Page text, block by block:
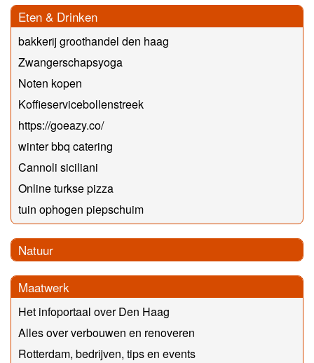
Eten & Drinken
bakkerij groothandel den haag
Zwangerschapsyoga
Noten kopen
Koffieservicebollenstreek
https://goeazy.co/
winter bbq catering
Cannoli siciliani
Online turkse pizza
tuin ophogen piepschuim
Natuur
Maatwerk
Het infoportaal over Den Haag
Alles over verbouwen en renoveren
Rotterdam, bedrijven, tips en events